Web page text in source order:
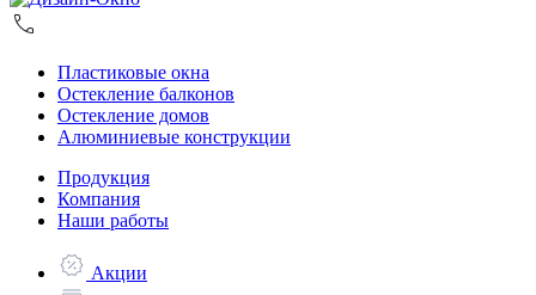
Пластиковые окна
Остекление балконов
Остекление домов
Алюминиевые конструкции
Продукция
Компания
Наши работы
Акции